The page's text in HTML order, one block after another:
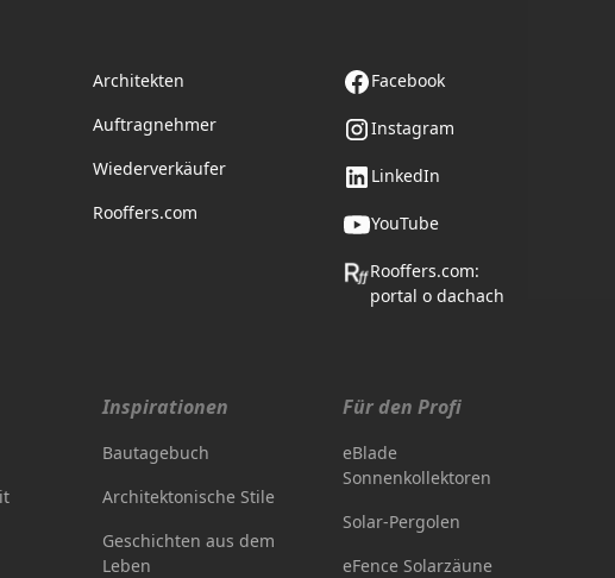
Architekten
Auftragnehmer
Wiederverkäufer
Rooffers.com
Facebook
Instagram
LinkedIn
YouTube
Rooffers.com:
portal o dachach
Inspirationen
Bautagebuch
Architektonische Stile
Geschichten aus dem
Leben
Für den Profi
eBlade
Sonnenkollektoren
Solar-Pergolen
eFence Solarzäune